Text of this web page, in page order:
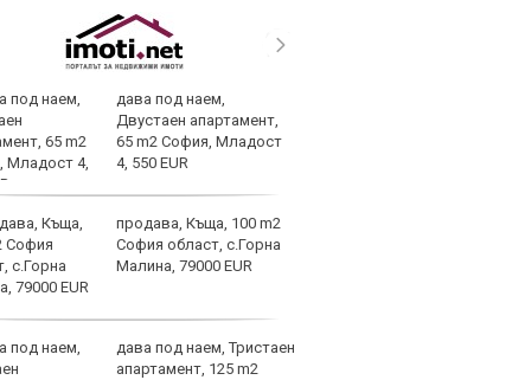
дава под наем,
Двустаен апартамент,
65 m2 София, Младост
4, 550 EUR
продава, Къща, 100 m2
София област, с.Горна
Малина, 79000 EUR
дава под наем, Тристаен
апартамент, 125 m2